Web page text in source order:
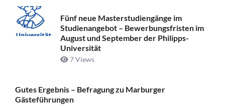
Fünf neue Masterstudiengänge im
Studienangebot – Bewerbungsfristen im
August und September der Philipps-
Universität
7 Views
Gutes Ergebnis – Befragung zu Marburger
Gästeführungen